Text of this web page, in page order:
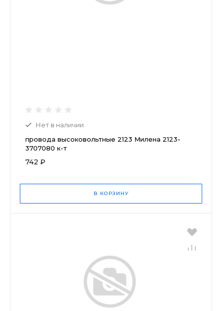
Нет в наличии
провода высоковольтные 2123 Милена 2123-
3707080 к-т
742 ₽
В КОРЗИНУ